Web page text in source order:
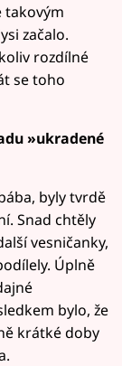
takovým
začalo.
rozdílné
se toho
»ukradené
byly tvrdě
Snad chtěly
vesničanky,
Úplně
bylo, že
krátké doby